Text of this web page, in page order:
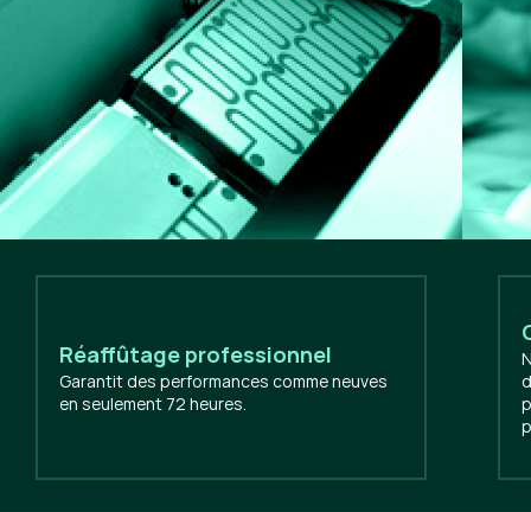
Réaffûtage professionnel
Garantit des performances comme neuves
en seulement 72 heures.